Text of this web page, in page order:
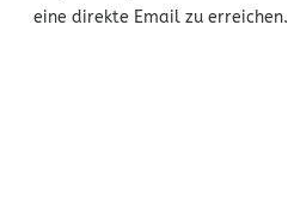
eine direkte Email zu erreichen.